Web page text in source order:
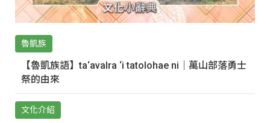
魯凱族
【魯凱族語】ta‘avalra ‘i tatolohae ni｜萬山部落勇士
祭的由來
文化介紹